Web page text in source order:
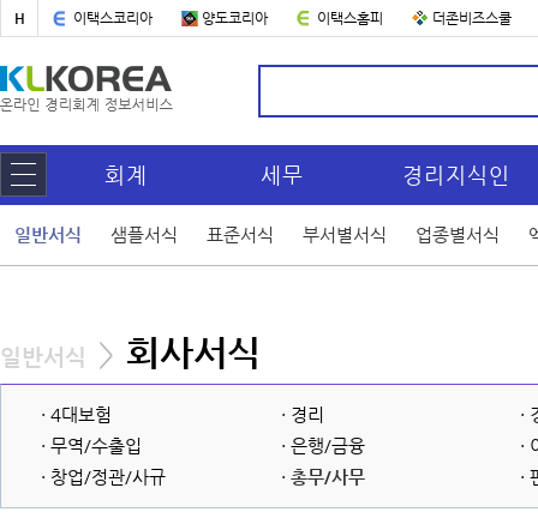
H 이택스코리아 양도코리아 이택스홈피 더존비즈스쿨
회계 세무 경리지식인
일반서식 샘플서식 표준서식 부서별서식 업종별서식
일반서식 > 회사서식
· 4대보험 · 경리
·
· 무역/수출입
· 은행/금융
·
· 창업/정관/사규
· 총무/사무 ·